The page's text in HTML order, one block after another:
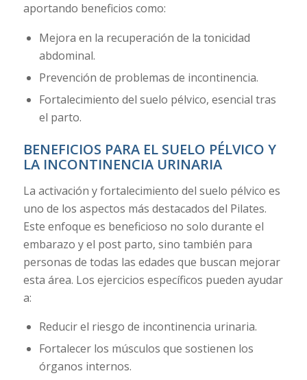
aportando beneficios como:
Mejora en la recuperación de la tonicidad
abdominal.
Prevención de problemas de incontinencia.
Fortalecimiento del suelo pélvico, esencial tras
el parto.
BENEFICIOS PARA EL SUELO PÉLVICO Y
LA INCONTINENCIA URINARIA
La activación y fortalecimiento del suelo pélvico es
uno de los aspectos más destacados del Pilates.
Este enfoque es beneficioso no solo durante el
embarazo y el post parto, sino también para
personas de todas las edades que buscan mejorar
esta área. Los ejercicios específicos pueden ayudar
a:
Reducir el riesgo de incontinencia urinaria.
Fortalecer los músculos que sostienen los
órganos internos.